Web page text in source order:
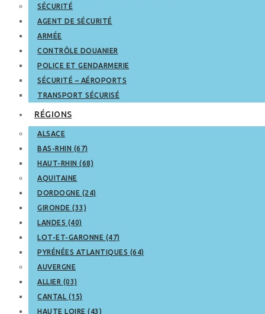
SÉCURITÉ
AGENT DE SÉCURITÉ
ARMÉE
CONTRÔLE DOUANIER
POLICE ET GENDARMERIE
SÉCURITÉ – AÉROPORTS
TRANSPORT SÉCURISÉ
RÉGIONS
ALSACE
BAS-RHIN (67)
HAUT-RHIN (68)
AQUITAINE
DORDOGNE (24)
GIRONDE (33)
LANDES (40)
LOT-ET-GARONNE (47)
PYRÉNÉES ATLANTIQUES (64)
AUVERGNE
ALLIER (03)
CANTAL (15)
HAUTE LOIRE (43)